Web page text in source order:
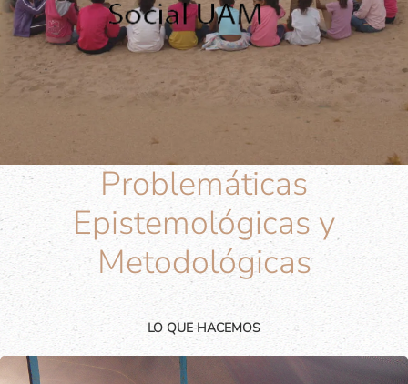
Problemáticas
Epistemológicas y
Metodológicas
LO QUE HACEMOS